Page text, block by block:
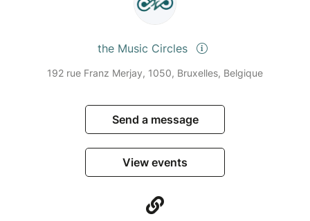
the Music Circles
192 rue Franz Merjay, 1050, Bruxelles, Belgique
Send a message
View events